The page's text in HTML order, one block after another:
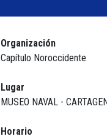
Organización
Capítulo Noroccidente
Lugar
MUSEO NAVAL -
Horario